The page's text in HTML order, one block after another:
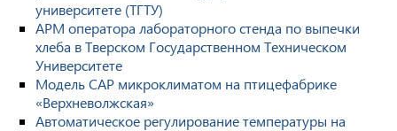
университете (ТГТУ)
АРМ оператора лабораторного стенда по выпечки
хлеба в Тверском Государственном Техническом
Университете
Модель САР микроклиматом на птицефабрике
«Верхневолжская»
Автоматическое регулирование температуры на